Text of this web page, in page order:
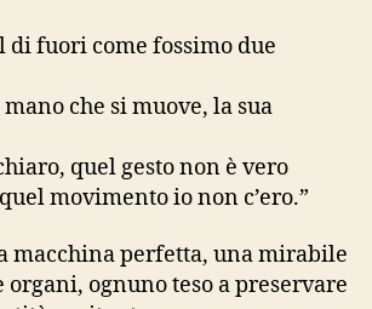
di fuori come fossimo due
che si muove, la sua
quel gesto non è vero
movimento io non c’ero.”
macchina perfetta, una mirabile
ognuno teso a preservare